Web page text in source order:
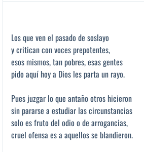
Los que ven el pasado de soslayo
y critican con voces prepotentes,
esos mismos, tan pobres, esas gentes
pido aquí hoy a Dios les parta un rayo.
Pues juzgar lo que antaño otros hicieron
sin pararse a estudiar las circunstancias
solo es fruto del odio o de arrogancias,
cruel ofensa es a aquellos se blandieron.